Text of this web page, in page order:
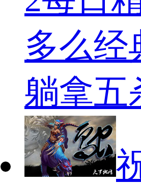
多么经
躺拿五